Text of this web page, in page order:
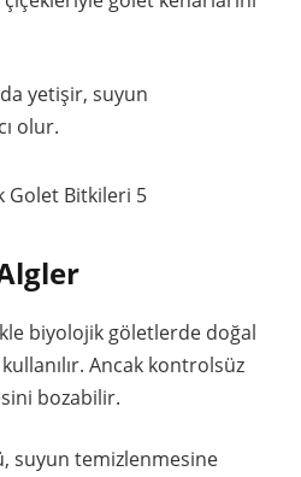
yetişir, suyun
olur.
biyolojik göletlerde doğal
Ancak kontrolsüz
bozabilir.
suyun temizlenmesine